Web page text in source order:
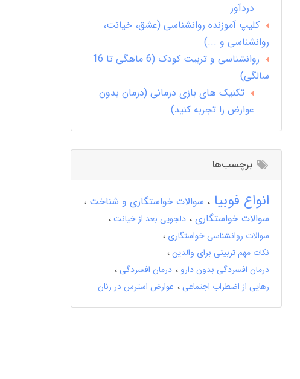
دردآور
کلیپ آموزنده روانشناسی (عشق، خیانت،
روانشناسی و ...)
روانشناسی و تربیت کودک (6 ماهگی تا 16
سالگی)
تکنیک های بازی درمانی (درمان بدون
عوارض را تجربه کنید)
برچسب‌ها
انواع فوبیا
سوالات خواستگاری و شناخت
سوالات خواستگاری
دلجویی بعد از خیانت
سوالات روانشناسی خواستگاری
نکات مهم تربیتی برای والدین
درمان افسردگی بدون دارو
درمان افسردگی
رهایی از اضطراب اجتماعی
عوارض استرس در زنان